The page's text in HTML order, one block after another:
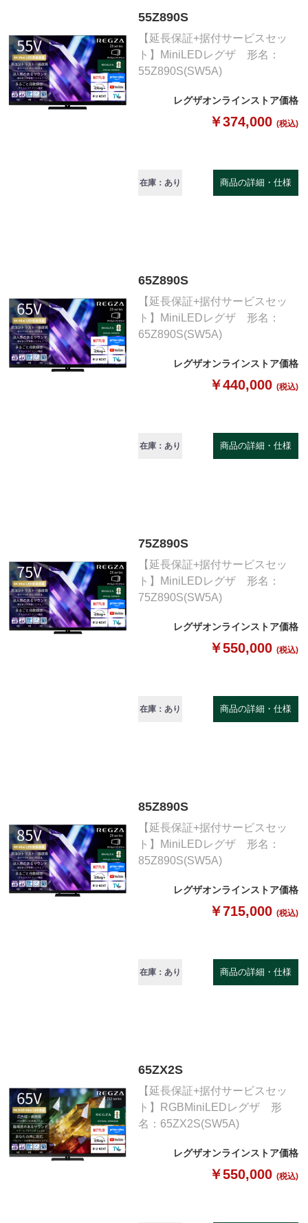
55Z890S
【延長保証+据付サービスセッ
ト】MiniLEDレグザ 形名：
55Z890S(SW5A)
レグザオンラインストア価格
￥374,000 (税込)
在庫：あり 商品の詳細・仕様
65Z890S
【延長保証+据付サービスセッ
ト】MiniLEDレグザ 形名：
65Z890S(SW5A)
レグザオンラインストア価格
￥440,000 (税込)
在庫：あり 商品の詳細・仕様
75Z890S
【延長保証+据付サービスセッ
ト】MiniLEDレグザ 形名：
75Z890S(SW5A)
レグザオンラインストア価格
￥550,000 (税込)
在庫：あり 商品の詳細・仕様
85Z890S
【延長保証+据付サービスセッ
ト】MiniLEDレグザ 形名：
85Z890S(SW5A)
レグザオンラインストア価格
￥715,000 (税込)
在庫：あり 商品の詳細・仕様
65ZX2S
【延長保証+据付サービスセッ
ト】RGBMiniLEDレグザ 形
名：65ZX2S(SW5A)
レグザオンラインストア価格
￥550,000 (税込)